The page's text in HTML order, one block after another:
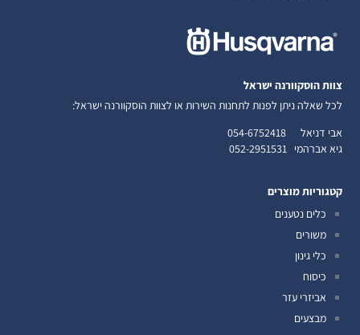
צוות הוסקוורנה ישראל
לכל שאלה ניתן לפנות לתחנות השירות או לצוות הוסקוורנה ישראל:
אבי דניאל 054-6752418
גיא אברהמי 052-2951531
קטגוריות מוצרים
כלים נטענים
משורים
כלי גינון
כיסוח
אביזרי עזר
מבצעים